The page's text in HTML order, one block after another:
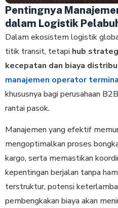
Pentingnya
dalam Logistik
Dalam ekosistem logistik
titik transit, tetapi hub
kecepatan dan biaya
manajemen operator
khususnya bagi perusahaan
rantai pasok.
Manajemen yang efektif
mengoptimalkan proses
kargo, serta memastikan
kepentingan berjalan tanpa
terstruktur, potensi
pembengkakan biaya akan